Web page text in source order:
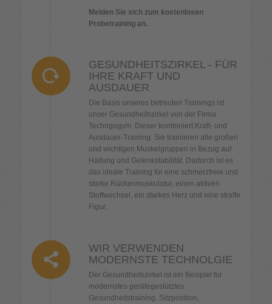
Melden Sie sich zum kostenlosen
Probetraining an.
GESUNDHEITSZIRKEL - FÜR
IHRE KRAFT UND
AUSDAUER
Die Basis unseres betreuten Trainings ist
unser Gesundheitszirkel von der Firma
Techngogym. Dieser kombiniert Kraft- und
Ausdauer-Training. Sie trainieren alle großen
und wichtigen Muskelgruppen in Bezug auf
Haltung und Gelenkstabilität. Dadurch ist es
das ideale Training für eine schmerzfreie und
starke Rückenmuskulatur, einen aktiven
Stoffwechsel, ein starkes Herz und eine straffe
Figur.
WIR VERWENDEN
MODERNSTE TECHNOLGIE
Der Gesundheitszirkel ist ein Beispiel für
modernstes gerätegestütztes
Gesundheitstraining. Sitzposition,